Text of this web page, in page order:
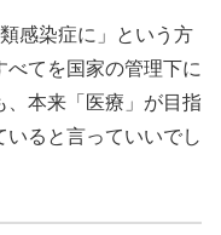
感染症に」という方
てを国家の管理下に
本来「医療」が目指
ると言っていいでし